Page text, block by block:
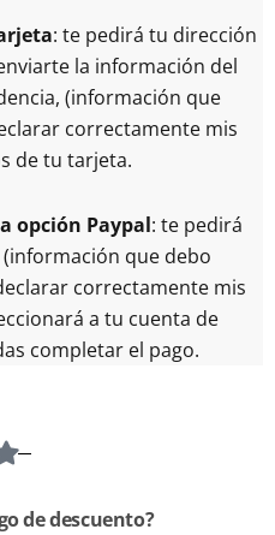
: te pedirá tu dirección
la información del
(información que
correctamente mis
de tu tarjeta.
opción Paypal: te pedirá
que debo
correctamente mis
a tu cuenta de
completar el pago.
de descuento?